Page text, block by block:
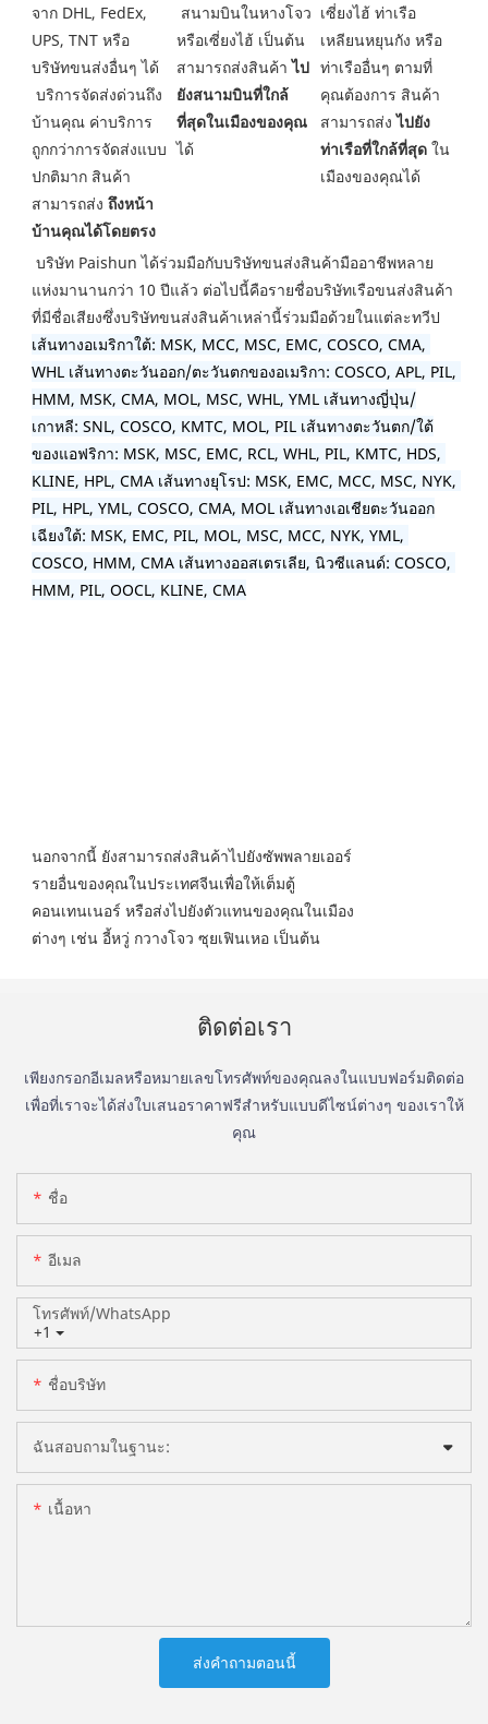
จาก DHL, FedEx,
UPS, TNT หรือ
บริษัทขนส่งอื่นๆ ได้
บ้านคุณ ค่าบริการ
ถูกกว่าการจัดส่งแบบ
ปกติมาก สินค้า
สามารถส่ง ถึงหน้า
บ้านคุณได้โดยตรง
หรือเซี่ยงไฮ้ เป็นต้น
สามารถส่งสินค้า ไป
ยังสนามบินที่ใกล้
ที่สุดในเมืองของคุณ
ได้
เซี่ยงไฮ้ ท่าเรือ
เหลียนหยุนกัง หรือ
ท่าเรืออื่นๆ ตามที่
คุณต้องการ สินค้า
สามารถส่ง ไปยัง
ท่าเรือที่ใกล้ที่สุด ใน
เมืองของคุณได้
บริษัท Paishun ได้ร่วมมือกับบริษัทขนส่งสินค้ามืออาชีพหลาย
แห่งมานานกว่า 10 ปีแล้ว ต่อไปนี้คือรายชื่อบริษัทเรือขนส่งสินค้า
เส้นทางอเมริกาใต้: MSK, MCC, MSC, EMC, COSCO, CMA,
WHL เส้นทางตะวันออก/ตะวันตกของอเมริกา: COSCO, APL, PIL,
HMM, MSK, CMA, MOL, MSC, WHL, YML เส้นทางญี่ปุ่น/
เกาหลี: SNL, COSCO, KMTC, MOL, PIL เส้นทางตะวันตก/ใต้
ของแอฟริกา: MSK, MSC, EMC, RCL, WHL, PIL, KMTC, HDS,
KLINE, HPL, CMA เส้นทางยุโรป: MSK, EMC, MCC, MSC, NYK,
PIL, HPL, YML, COSCO, CMA, MOL เส้นทางเอเชียตะวันออก
เฉียงใต้: MSK, EMC, PIL, MOL, MSC, MCC, NYK, YML,
COSCO, HMM, CMA เส้นทางออสเตรเลีย, นิวซีแลนด์: COSCO,
HMM, PIL, OOCL, KLINE, CMA
นอกจากนี้ ยังสามารถส่งสินค้าไปยังซัพพลายเออร์
รายอื่นของคุณในประเทศจีนเพื่อให้เต็มตู้
คอนเทนเนอร์ หรือส่งไปยังตัวแทนของคุณในเมือง
ต่างๆ เช่น อี้หวู่ กวางโจว ซุยเฟินเหอ เป็นต้น
ติดต่อเรา
เพียงกรอกอีเมลหรือหมายเลขโทรศัพท์ของคุณลงในแบบฟอร์มติดต่อ
เพื่อที่เราจะได้ส่งใบเสนอราคาฟรีสำหรับแบบดีไซน์ต่างๆ ของเราให้
คุณ
ชื่อ
อีเมล
+1
โทรศัพท์/WhatsApp
ชื่อบริษัท
ฉันสอบถามในฐานะ:
เนื้อหา
ส่งคำถามตอนนี้